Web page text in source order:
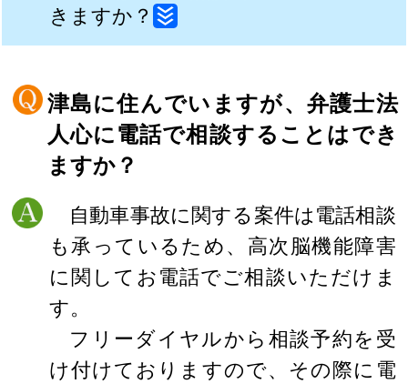
きますか？
津島に住んでいますが、弁護士法
人心に電話で相談することはでき
ますか？
自動車事故に関する案件は電話相談
も承っているため、高次脳機能障害
に関してお電話でご相談いただけま
す。
フリーダイヤルから相談予約を受
け付けておりますので、その際に電